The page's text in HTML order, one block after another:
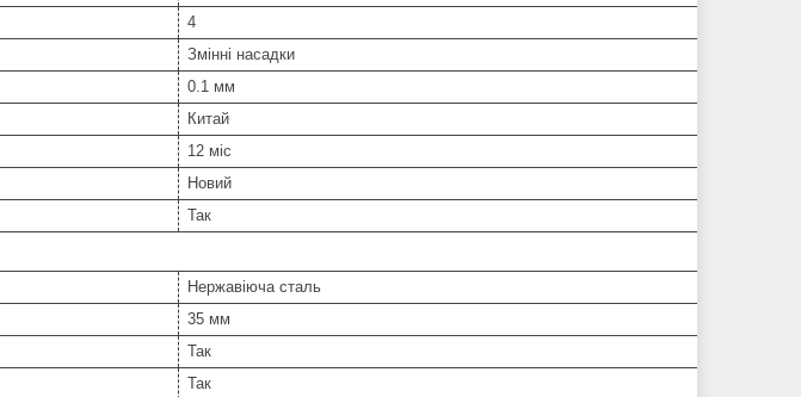
4
Змінні насадки
0.1 мм
Китай
12 міс
Новий
Так
Нержавіюча сталь
35 мм
Так
Так